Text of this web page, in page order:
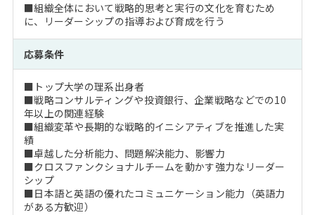
■組織全体において戦略的思考と実行の文化を育むため
に、リーダーシップの指導および育成を行う
応募条件
■トップ大学の理系出身者
■戦略コンサルティングや投資銀行、企業戦略などでの10
年以上の関連経験
■組織変革や長期的な戦略的イニシアティブを推進した実
績
■卓越した分析能力、問題解決能力、影響力
■クロスファンクショナルチームを動かす強力なリーダー
シップ
■日本語と英語の優れたコミュニケーション能力（英語力
がある方歓迎）